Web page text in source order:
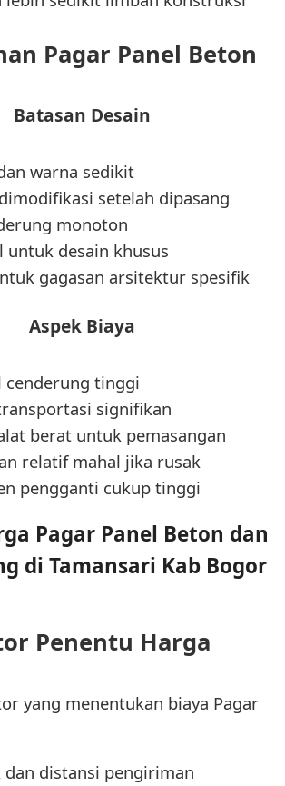
Pagar Panel Beton
Batasan Desain
warna sedikit
setelah dipasang
monoton
untuk desain khusus
gagasan arsitektur spesifik
Aspek Biaya
cenderung tinggi
signifikan
berat untuk pemasangan
relatif mahal jika rusak
pengganti cukup tinggi
Pagar Panel Beton dan
di Tamansari Kab Bogor
Penentu Harga
yang menentukan biaya Pagar
dan distansi pengiriman